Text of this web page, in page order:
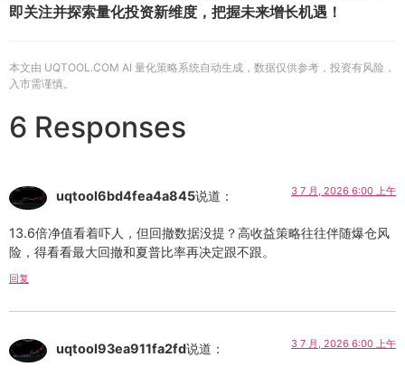
即关注并探索量化投资新维度，把握未来增长机遇！
本文由 UQTOOL.COM AI 量化策略系统自动生成，数据仅供参考，投资有风险，
入市需谨慎。
6 Responses
uqtool6bd4fea4a845说道： 3 7 月, 2026 6:00 上午
13.6倍净值看着吓人，但回撤数据没提？高收益策略往往伴随爆仓风
险，得看看最大回撤和夏普比率再决定跟不跟。
回复
uqtool93ea911fa2fd说道： 3 7 月, 2026 6:00 上午